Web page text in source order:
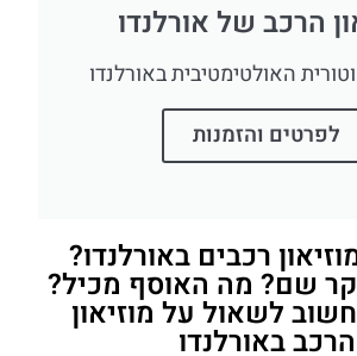
הרכב של אורלנדו
האולטימטיבית באורלנדו
לפרטים והזמנות
רכבים באורלנדו?
שם? מה האוסף מכיל?
לשאול על מוזיאון
הרכב באורלנדו